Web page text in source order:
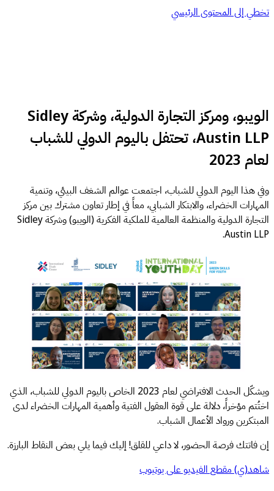
تخطي إلى المحتوى الرئيسي
الويبو، ومركز التجارة الدولية، وشركة Sidley
Austin LLP، تحتفل باليوم الدولي للشباب
لعام 2023
وفي هذا اليوم الدولي للشباب، اجتمعت عوالم الشغف البيئي، وتنمية
المهارات الخضراء، والابتكار الشبابي، معاً في إطار تعاون مشترك بين مركز
التجارة الدولية والمنظمة العالمية للملكية الفكرية (الويبو) وشركة Sidley
Austin LLP.
ويشكّل الحدث الافتراضي لعام 2023 الخاص باليوم الدولي للشباب، الذي
اختُتم مؤخراً، دلالة على قوة العقول الفتية وأهمية المهارات الخضراء لدى
المبتكرين ورواد الأعمال الشباب.
إن فاتتك فرصة الحضور، لا داعي للقلق! إليك فيما يلي بعض النقاط البارزة.
شاهد(ي) مقطع الفيديو على يوتيوب